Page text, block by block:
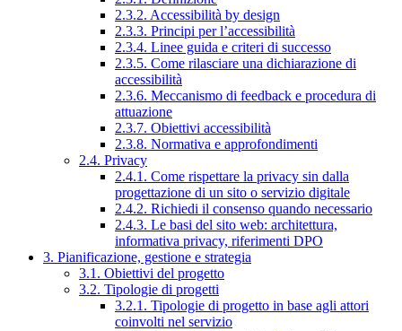
2.3.2. Accessibilità by design
2.3.3. Principi per l’accessibilità
2.3.4. Linee guida e criteri di successo
2.3.5. Come rilasciare una dichiarazione di
accessibilità
2.3.6. Meccanismo di feedback e procedura di
attuazione
2.3.7. Obiettivi accessibilità
2.3.8. Normativa e approfondimenti
2.4. Privacy
2.4.1. Come rispettare la privacy sin dalla
progettazione di un sito o servizio digitale
2.4.2. Richiedi il consenso quando necessario
2.4.3. Le basi del sito web: architettura,
informativa privacy, riferimenti DPO
3. Pianificazione, gestione e strategia
3.1. Obiettivi del progetto
3.2. Tipologie di progetti
3.2.1. Tipologie di progetto in base agli attori
coinvolti nel servizio